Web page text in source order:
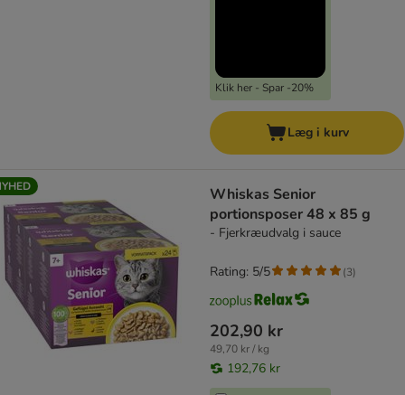
Klik her - Spar -20%
Læg i kurv
Whiskas Senior
portionsposer 48 x 85 g
- Fjerkræudvalg i sauce
202,90 kr
49,70 kr / kg
192,76 kr
Rating: 5/5 (3)